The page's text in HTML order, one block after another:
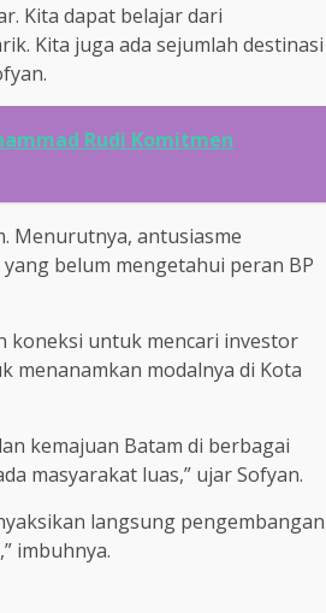
Kita dapat belajar dari
Kita juga ada sejumlah destinasi
Rudi Komitmen
Menurutnya, antusiasme
belum mengetahui peran BP
koneksi untuk mencari investor
menanamkan modalnya di Kota
kemajuan Batam di berbagai
masyarakat luas,” ujar Sofyan.
langsung pengembangan
imbuhnya.